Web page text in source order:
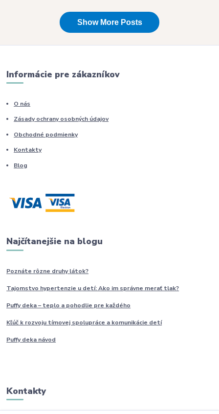
Informácie pre zákazníkov
O nás
Zásady ochrany osobných údajov
Obchodné podmienky
Kontakty
Blog
Najčítanejšie na blogu
Poznáte rôzne druhylátok?
Tajomstvo hypertenzie u detí: Ako im správne merať tlak?
Puffy deka – teplo a pohodlie pre každého
Kľúč k rozvoju tímovej spolupráce a komunikácie detí
Puffy deka návod
Kontakty